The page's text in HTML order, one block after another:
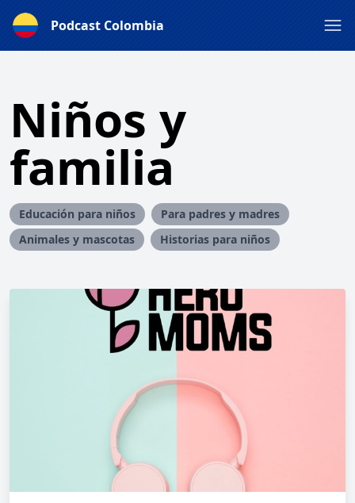
Podcast Colombia
Niños y
familia
Educación para niños
Para padres y madres
Animales y mascotas
Historias para niños